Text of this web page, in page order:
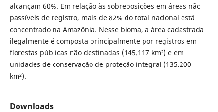
alcançam 60%. Em relação às sobreposições em áreas não
passíveis de registro, mais de 82% do total nacional está
concentrado na Amazônia. Nesse bioma, a área cadastrada
ilegalmente é composta principalmente por registros em
florestas públicas não destinadas (145.117 km²) e em
unidades de conservação de proteção integral (135.200
km²).
Downloads